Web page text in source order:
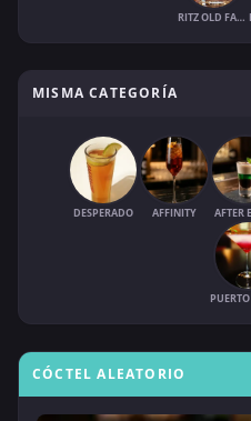
RITZ OLD FASHIONED
MISMA CATEGORÍA
DESPERADO AFFINITY AFTER
CÓCTEL ALEATORIO